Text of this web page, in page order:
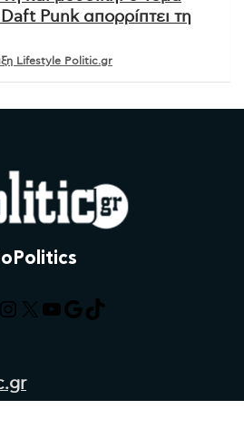
Punk απορρίπτει τη
Lifestyle Politic.gr
Instagram
X YouTube
Google
TikTok